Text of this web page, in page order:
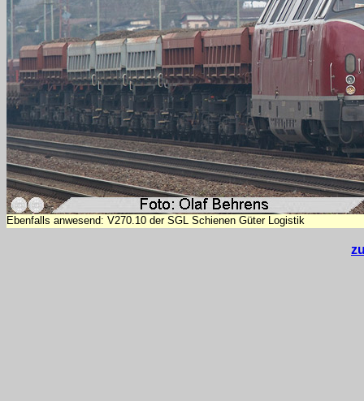
Ebenfalls anwesend: V270.10 der SGL Schienen Güter Logistik